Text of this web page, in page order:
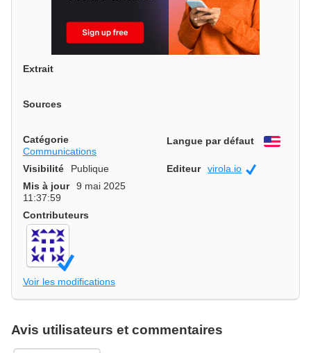
Extrait
Sources
Catégorie
Communications
Langue par défaut
Visibilité Publique Editeur virola.io
Officiel
Mis à jour
9 mai 2025
11:37:59
Contributeurs
Voir les modifications
Avis utilisateurs et commentaires